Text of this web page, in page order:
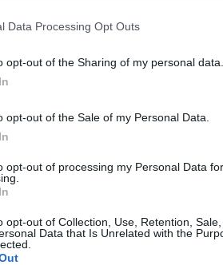
Data Processing Opt Outs
opt-out of the Sharing of my personal data.
opt-out of the Sale of my Personal Data.
opt-out of processing my Personal Data
opt-out of Collection, Use, Retention,
Data that Is Unrelated with the
σχέσεων είναι δείκτης ψυχικής
ωστόσο, το ερώτημα: πόσο χώρο
και πόσο διατεθειμένοι είμαστε
δυνατοτήτων επικοινωνίας με τα
ένα μήνυμα, μια βιντεοκλήση ή
της φιλίας;
από ποτέ την ανάγκη να
και να μην επαναπαυόμαστε στις
στα μέσα κοινωνικής
μια στιγμιαία μορφή επαφής.
και σίγουρα δεν αρκούν για